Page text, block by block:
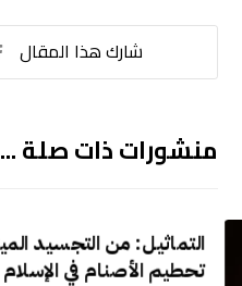
منشورات ذات صلة ...
التماثيل: من التجسيد
تحطيم الأصنام في الإسلام